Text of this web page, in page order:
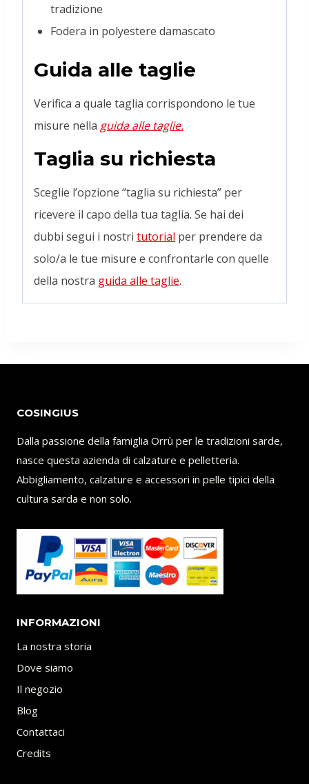
tradizione
Fodera in polyestere damascato
Guida alle taglie
Verifica a quale taglia corrispondono le tue
misure nella guida alle taglie.
Taglia su richiesta
Sceglie l’opzione “taglia su richiesta” per
ricevere il capo della tua taglia. Se hai dei
dubbi segui i nostri tutorial per prendere da
solo/a le tue misure e confrontarle con quelle
della nostra guida alle taglie.
COSINGIUS
Dalla passione della famiglia Orrù per le tradizioni sarde,
nasce questa azienda di calzature e pelletteria.
Abbigliamento, calzature e accessori in pelle tipici della
cultura sarda e non solo.
INFORMAZIONI
La nostra storia
Dove siamo
Il negozio
Blog
Contattaci
Credits